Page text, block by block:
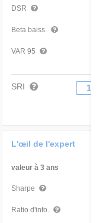
DSR
Beta baiss.
VAR 95
SRI 1
L'œil de l'expert
valeur à 3 ans
Sharpe
Ratio d'info.